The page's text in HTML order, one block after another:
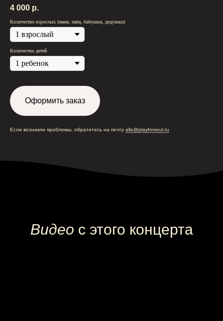
4 000 р.
Количество взрослых (мама, папа, бабушки, дедушки)
Количество детей
Оформить заказ
Если возникли проблемы, обратитесь на почту allo@playforsoul.ru
Видео с этого концерта
защищены
Правила возврата и переноса билетов
Политика конфиденциальности
Публичная оферта